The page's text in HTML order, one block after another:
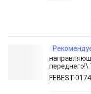
переднего!\
0174-GX90F
FEBEST